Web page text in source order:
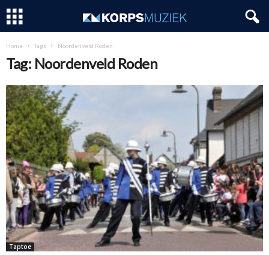
Home Tags Noordenveld Roden
Tag: Noordenveld Roden
Taptoe